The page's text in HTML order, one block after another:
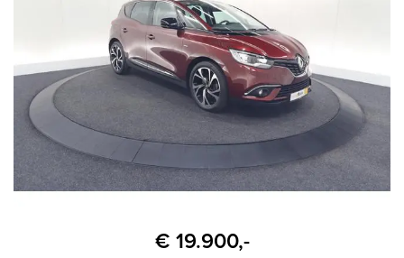
€ 19.900,-